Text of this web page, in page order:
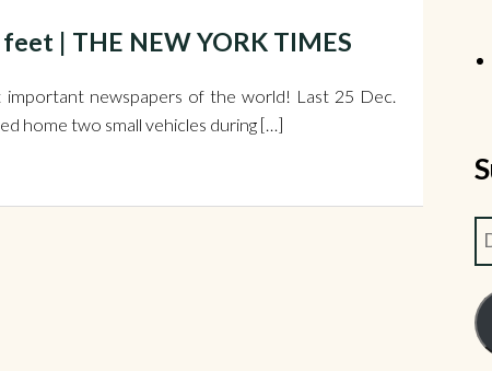
| THE NEW YORK TIMES
newspapers of the world! Last 25 Dec.
home two small vehicles during […]